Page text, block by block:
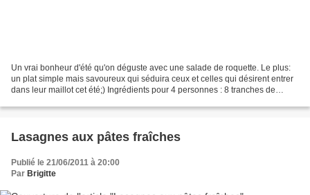
Un vrai bonheur d'été qu'on déguste avec une salade de roquette. Le plus:
un plat simple mais savoureux qui séduira ceux et celles qui désirent entrer
dans leur maillot cet été;) Ingrédients pour 4 personnes : 8 tranches de
Lasagnes aux pâtes fraîches
Publié le 21/06/2011 à 20:00
Par Brigitte